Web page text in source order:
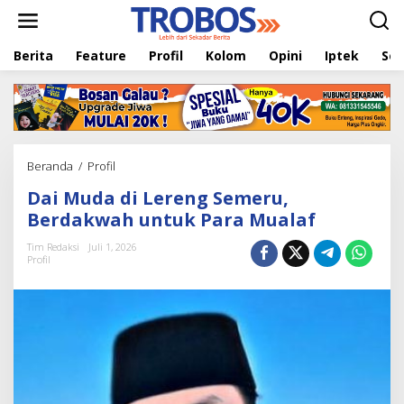
t
Berita Feature Profil Kolom Opini Iptek
Beranda / Profil
M
u
d
e
r
Dai Muda di Lereng Semeru,
Berdakwah untuk Para Mualaf
Tim Redaksi
Juli 1, 2026
Profil